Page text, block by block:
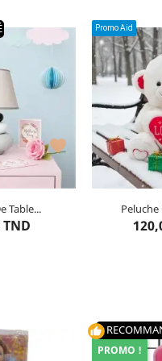

Table...
Promo Aid
Peluche
2
thumb_up
PROMO !